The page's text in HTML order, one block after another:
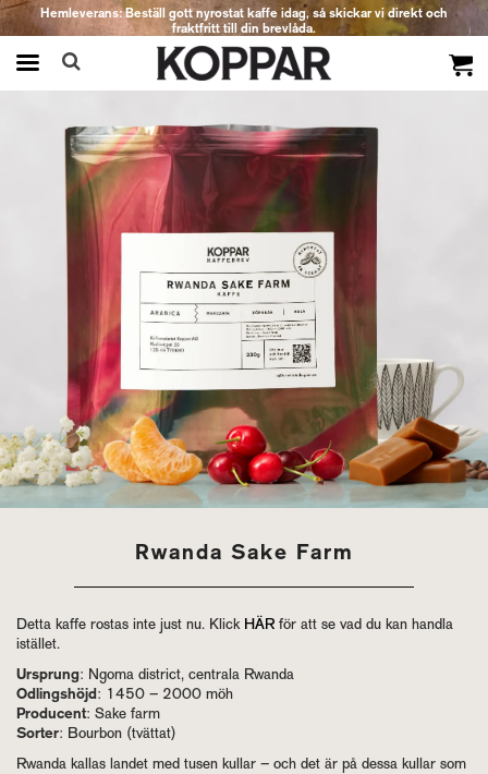
Hemleverans: Beställ gott nyrostat kaffe idag, så skickar vi direkt och
fraktfritt till din brevlåda.
Rwanda Sake Farm
Detta kaffe rostas inte just nu. Klick HÄR för att se vad du kan handla
istället.
Ursprung: Ngoma district, centrala Rwanda
Odlingshöjd: 1450 – 2000 möh
Producent: Sake farm
Sorter: Bourbon (tvättat)
Rwanda kallas landet med tusen kullar – och det är på dessa kullar som